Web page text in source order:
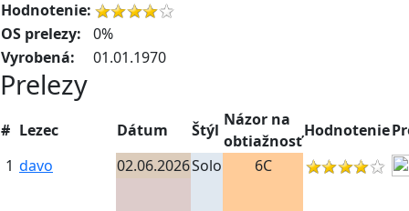
Hodnotenie:
OS prelezy:
0%
Vyrobená:
01.01.1970
Prelezy
# Lezec Dátum Štýl
Názor na
obtiažnosť
Hodnotenie
1 davo 02.06.2026Solo 6C